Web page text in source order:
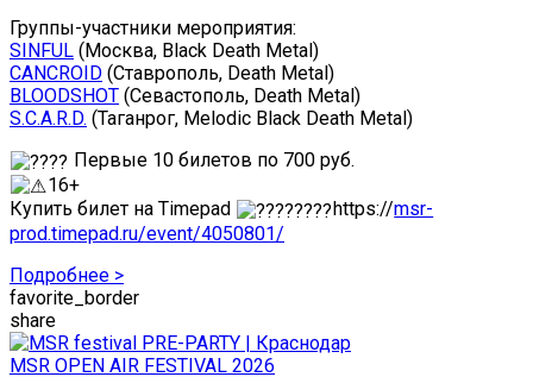
Группы-участники мероприятия:
SINFUL (Москва, Black Death Metal)
CANCROID (Ставрополь, Death Metal)
BLOODSHOT (Севастополь, Death Metal)
S.C.A.R.D. (Таганрог, Melodic Black Death Metal)
Первые 10 билетов по 700 руб.
16+
Купить билет на Timepad
https://msr-
prod.timepad.ru/event/4050801/
Подробнее >
favorite_border
share
MSR OPEN AIR FESTIVAL 2026